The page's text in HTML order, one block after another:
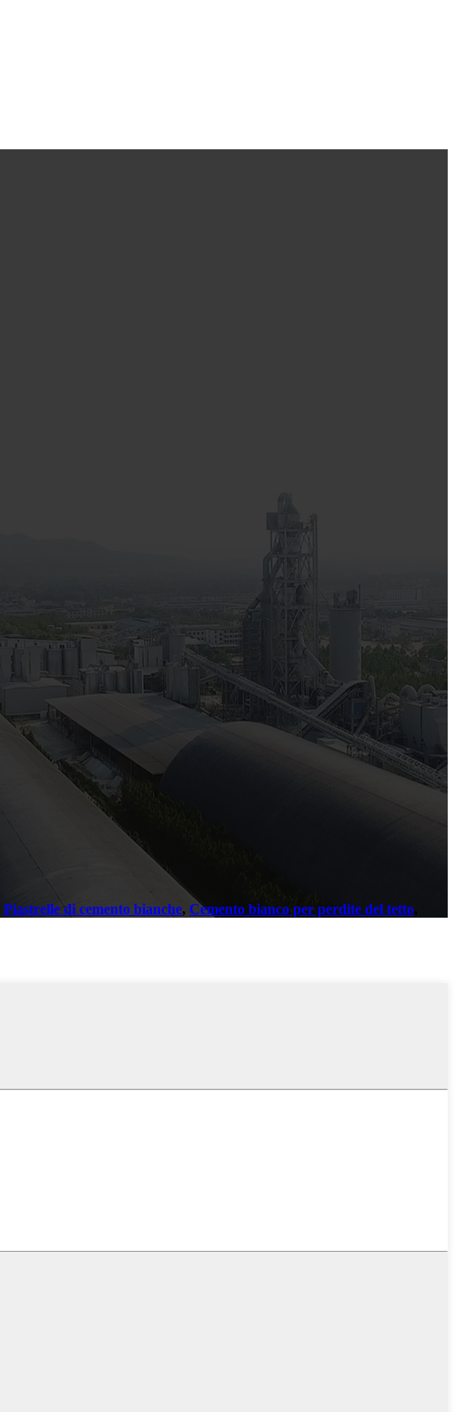
Piastrelle di cemento bianche, Cemento bianco per perdite del tetto